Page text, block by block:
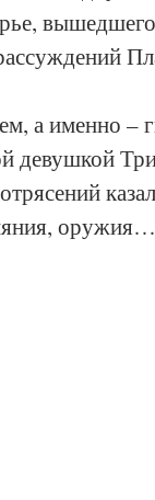
а именно –
девушкой
оружия…